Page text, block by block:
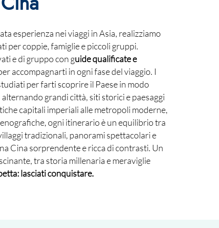
esperienza nei viaggi in Asia, realizziamo
per coppie, famiglie e piccoli gruppi.
e di gruppo con guide qualificate e
accompagnarti in ogni fase del viaggio. I
per farti scoprire il Paese in modo
grandi città, siti storici e paesaggi
capitali imperiali alle metropoli moderne,
ogni itinerario è un equilibrio tra
tradizionali, panorami spettacolari e
Cina sorprendente e ricca di contrasti. Un
tra storia millenaria e meraviglie
lasciati conquistare.